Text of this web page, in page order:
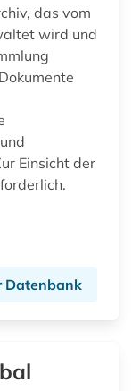
biblioteca nacional de españa (1)
das vom
wird und
Einsicht der
Datenbank